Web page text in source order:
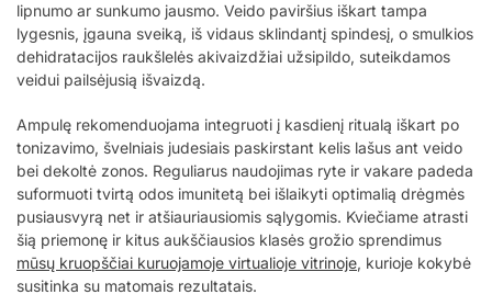
lipnumo ar sunkumo jausmo. Veido paviršius iškart tampa
lygesnis, įgauna sveiką, iš vidaus sklindantį spindesį, o smulkios
dehidratacijos raukšlelės akivaizdžiai užsipildo, suteikdamos
veidui pailsėjusią išvaizdą.
Ampulę rekomenduojama integruoti į kasdienį ritualą iškart po
tonizavimo, švelniais judesiais paskirstant kelis lašus ant veido
bei dekoltė zonos. Reguliarus naudojimas ryte ir vakare padeda
suformuoti tvirtą odos imunitetą bei išlaikyti optimalią drėgmės
pusiausvyrą net ir atšiauriausiomis sąlygomis. Kviečiame atrasti
šią priemonę ir kitus aukščiausios klasės grožio sprendimus
mūsų kruopščiai kuruojamoje virtualioje vitrinoje, kurioje kokybė
susitinka su matomais rezultatais.